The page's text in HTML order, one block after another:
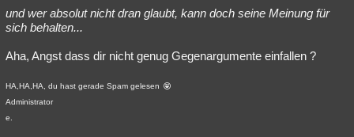
und wer absolut nicht dran glaubt, kann doch seine Meinung für
sich behalten...
Aha, Angst dass dir nicht genug Gegenargumente einfallen ?
HA,HA,HA, du hast gerade Spam gelesen
Administrator
e.